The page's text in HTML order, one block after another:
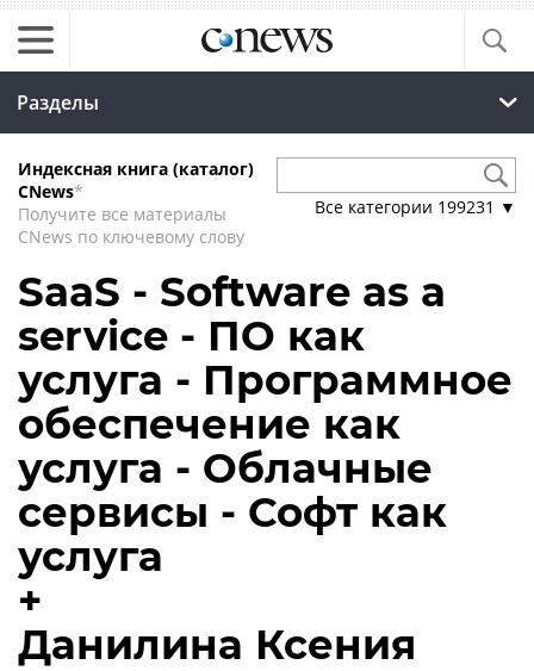
Разделы
Индексная книга (каталог)
CNews*
Получите все материалы
CNews по ключевому слову
Все категории 199231 ▼
SaaS - Software as a
service - ПО как
услуга - Программное
обеспечение как
услуга - Облачные
сервисы - Софт как
услуга
+
Данилина Ксения